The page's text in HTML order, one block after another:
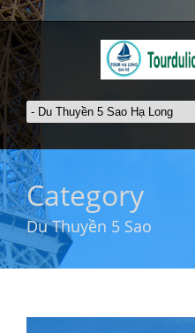
Category
Du Thuyền 5 Sao